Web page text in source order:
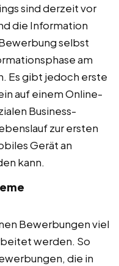
sind derzeit vor
die Information
selbst
am
Es gibt jedoch erste
auf einem Online-
Business-
zur ersten
Gerät an
kann.
Bewerbungen viel
werden. So
die in